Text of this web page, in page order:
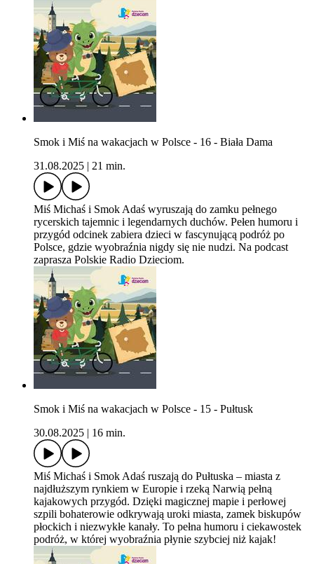
Smok i Miś na wakacjach w Polsce - 16 - Biała Dama
31.08.2025
21 min.
Miś Michaś i Smok Adaś wyruszają do zamku pełnego
rycerskich tajemnic i legendarnych duchów. Pełen humoru i
przygód odcinek zabiera dzieci w fascynującą podróż po
Polsce, gdzie wyobraźnia nigdy się nie nudzi. Na podcast
zaprasza Polskie Radio Dzieciom.
Smok i Miś na wakacjach w Polsce - 15 - Pułtusk
30.08.2025
16 min.
Miś Michaś i Smok Adaś ruszają do Pułtuska – miasta z
najdłuższym rynkiem w Europie i rzeką Narwią pełną
kajakowych przygód. Dzięki magicznej mapie i perłowej
szpili bohaterowie odkrywają uroki miasta, zamek biskupów
płockich i niezwykłe kanały. To pełna humoru i ciekawostek
podróż, w której wyobraźnia płynie szybciej niż kajak!